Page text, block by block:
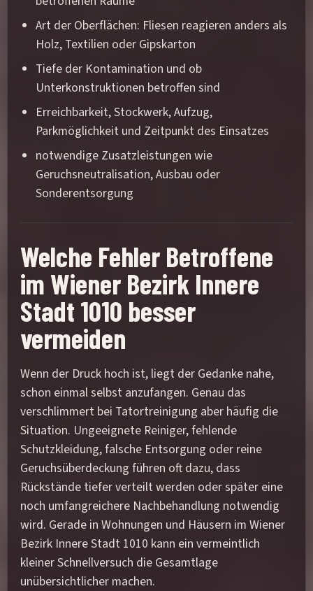
Art der Oberflächen: Fliesen reagieren anders als
Holz, Textilien oder Gipskarton
Tiefe der Kontamination und ob
Unterkonstruktionen betroffen sind
Erreichbarkeit, Stockwerk, Aufzug,
Parkmöglichkeit und Zeitpunkt des Einsatzes
notwendige Zusatzleistungen wie
Geruchsneutralisation, Ausbau oder
Sonderentsorgung
Welche Fehler Betroffene
im Wiener Bezirk Innere
Stadt 1010 besser
vermeiden
Wenn der Druck hoch ist, liegt der Gedanke nahe,
schon einmal selbst anzufangen. Genau das
verschlimmert bei Tatortreinigung aber häufig die
Situation. Ungeeignete Reiniger, fehlende
Schutzkleidung, falsche Entsorgung oder reine
Geruchsüberdeckung führen oft dazu, dass
Rückstände tiefer verteilt werden oder später eine
noch umfangreichere Nachbehandlung notwendig
wird. Gerade in Wohnungen und Häusern im Wiener
Bezirk Innere Stadt 1010 kann ein vermeintlich
kleiner Schnellversuch die Gesamtlage
unübersichtlicher machen.